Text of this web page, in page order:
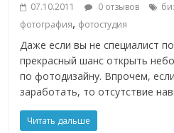
07.10.2011 0 отзывов
фотография, фотостудия
Даже если вы не специалист
прекрасный шанс открыть
по фотодизайну. Впрочем,
заработать, то отсутствие
Читать дальше